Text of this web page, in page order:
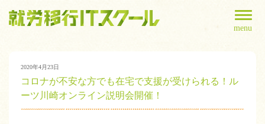
menu
2020年4月23日
コロナが不安な方でも在宅で支援が受けられる！ル
ーツ川崎オンライン説明会開催！